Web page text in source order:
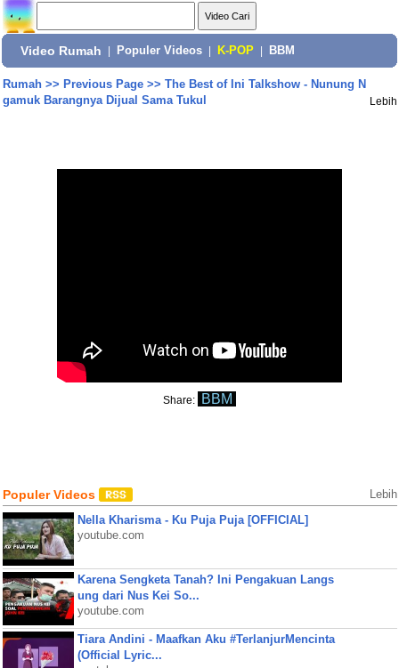
Video Rumah Populer Videos K-POP BBM
Rumah>> Previous Page>> The Best of Ini Talkshow - Nunung N
gamuk Barangnya Dijual Sama Tukul
Lebih
Share: BBM
Populer Videos Lebih
Nella Kharisma - Ku Puja Puja [OFFICIAL]
youtube.com
Karena Sengketa Tanah? Ini Pengakuan Langs
ung dari Nus Kei So...
youtube.com
Tiara Andini - Maafkan Aku #TerlanjurMencinta
(Official Lyric...